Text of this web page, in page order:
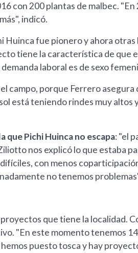
con 200 plantas de malbec.
indicó.
Huinca fue pionero y ahora otras
tiene la característica de que
laboral es de sexo
campo, porque Ferrero asegura
está teniendo rindes muy altos
que Pichi Huinca no escapa: "el
nos explicó lo que estaba
con menos
no tenemos
que tiene la localidad.
"En este momento tenemos
puesto tosca y hay